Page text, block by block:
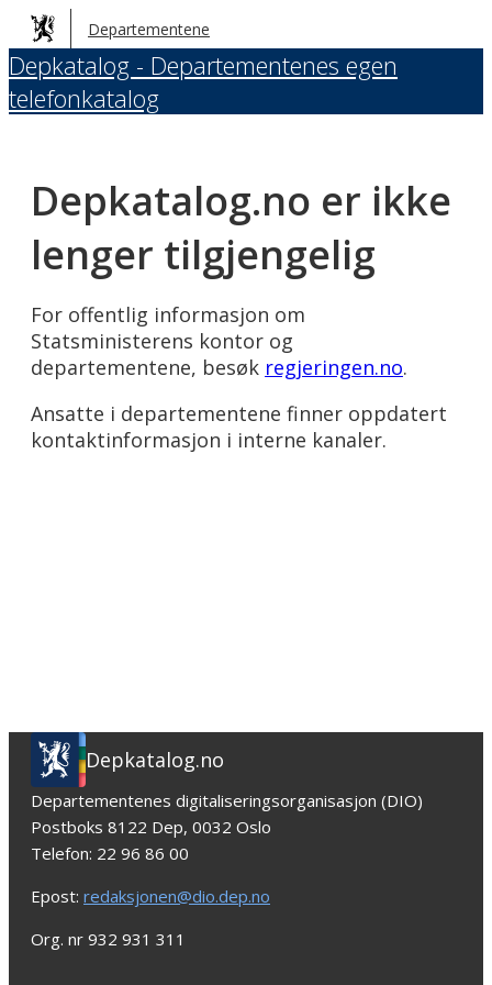
Hopp
til
hovedinnhold
Departementene
Depkatalog - Departementenes egen
telefonkatalog
Depkatalog.no er ikke
lenger tilgjengelig
For offentlig informasjon om
Statsministerens kontor og
departementene, besøk regjeringen.no.
Ansatte i departementene finner oppdatert
kontaktinformasjon i interne kanaler.
Depkatalog.no
Departementenes digitaliseringsorganisasjon (DIO)
Postboks 8122 Dep, 0032 Oslo
Telefon: 22 96 86 00
Epost: redaksjonen@dio.dep.no
Org. nr 932 931 311